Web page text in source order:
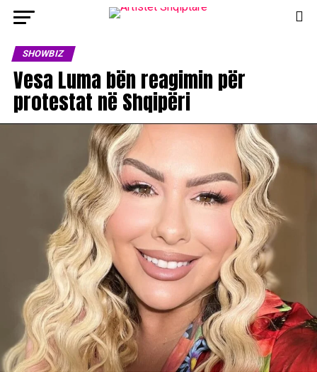
SHOWBIZ
Vesa Luma bën reagimin për
protestat në Shqipëri